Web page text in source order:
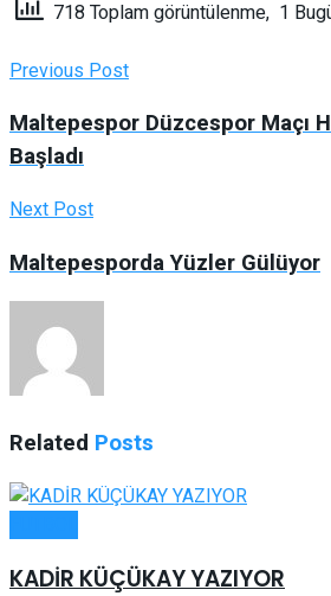
718 Toplam görüntülenme, 1
Previous Post
Maltepespor Düzcespor Maçı
Başladı
Next Post
Maltepesporda Yüzler Gülüyor
Related Posts
KADİR KÜÇÜKAY YAZIYOR